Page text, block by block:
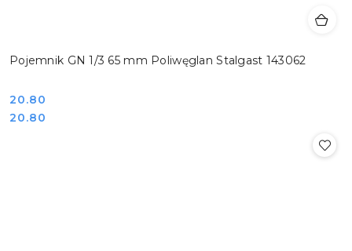
Pojemnik GN 1/3 65 mm Poliwęglan Stalgast 143062
Cena:
20.80
Cena:
20.80